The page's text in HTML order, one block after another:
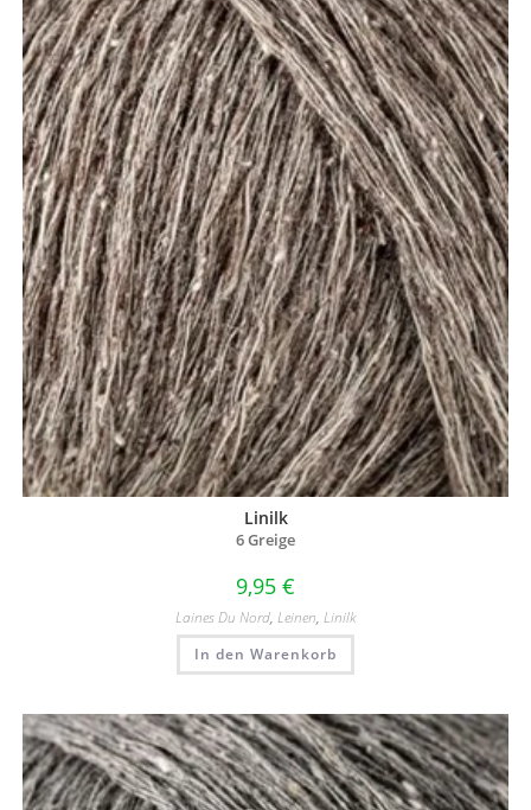
Linilk
6 Greige
9,95 €
Laines Du Nord, Leinen, Linilk
In den Warenkorb